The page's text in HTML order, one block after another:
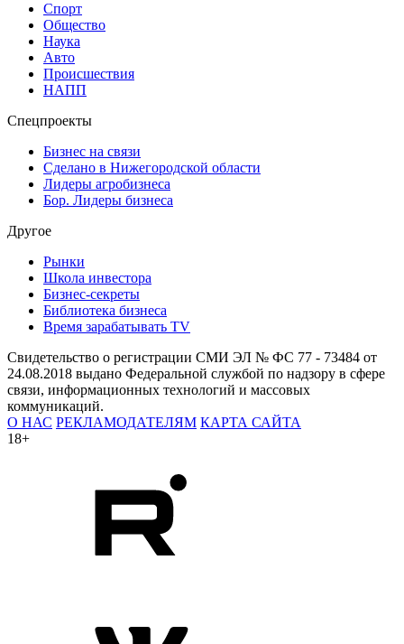
Спорт
Общество
Наука
Авто
Происшествия
НАПП
Спецпроекты
Бизнес на связи
Сделано в Нижегородской области
Лидеры агробизнеса
Бор. Лидеры бизнеса
Другое
Рынки
Школа инвестора
Бизнес-секреты
Библиотека бизнеса
Время зарабатывать TV
Свидетельство о регистрации СМИ ЭЛ № ФС 77 - 73484 от
24.08.2018 выдано Федеральной службой по надзору в сфере
связи, информационных технологий и массовых
коммуникаций.
О НАС РЕКЛАМОДАТЕЛЯМ КАРТА САЙТА
18+